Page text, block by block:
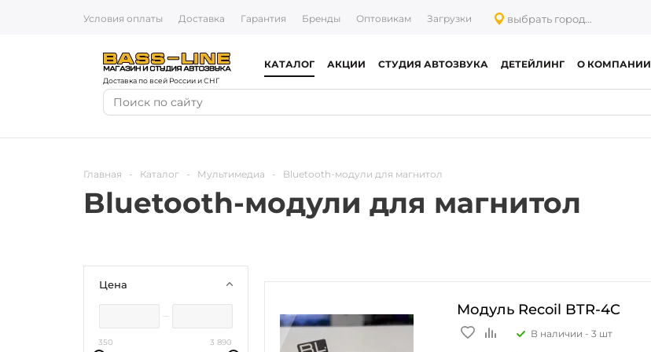
Условия оплаты Доставка Гарантия Бренды Оптовикам Загрузки выбрать город...
Доставка по всей России и СНГ
КАТАЛОГ АКЦИИ СТУДИЯ АВТОЗВУКА ДЕТЕЙЛИНГ О КОМПАНИИ
Главная - Каталог - Мультимедиа - Bluetooth-модули для магнитол
Bluetooth-модули для магнитол
Цена
350 3 890
Модуль Recoil BTR-4C
В наличии - 3 шт